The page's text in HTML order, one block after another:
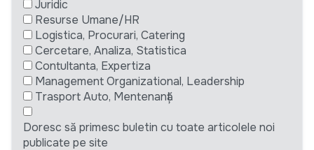
Juridic
Resurse Umane/HR
Logistica, Procurari, Catering
Cercetare, Analiza, Statistica
Contultanta, Expertiza
Management Organizational, Leadership
Trasport Auto, Mentenanță
Doresc să primesc buletin cu toate articolele noi
publicate pe site